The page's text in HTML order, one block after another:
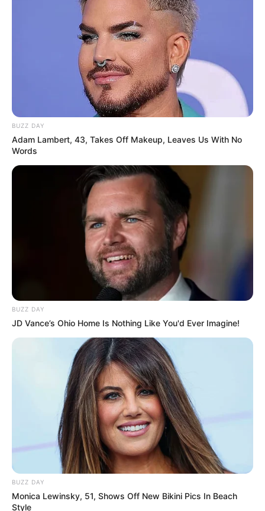
ΤΑΥΤΟΤΗΤΑ ΚΑΙ ΕΠΙΚΟΙΝΩΝΙΑ ΟΡΟΙ ΧΡΗΣΗΣ
BUZZ DAY
Adam Lambert, 43, Takes Off Makeup, Leaves Us With No
Words
BUZZ DAY
JD Vance’s Ohio Home Is Nothing Like You'd Ever Imagine!
BUZZ DAY
Monica Lewinsky, 51, Shows Off New Bikini Pics In Beach
Style